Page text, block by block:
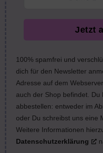
Jetzt
100% spamfrei und
dich für den Newsletter
Adresse auf dem
auch der Shop befindet.
abbestellen: entweder im
oder Du schreibst uns eine
Weitere Informationen
Datenschutzerklärung